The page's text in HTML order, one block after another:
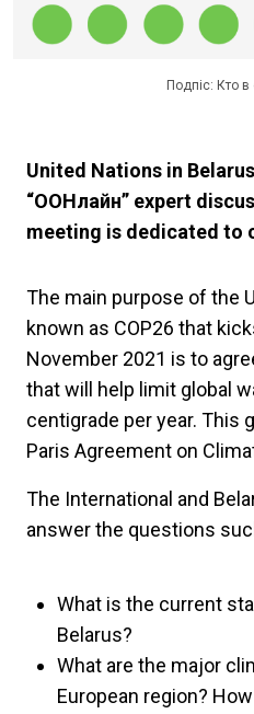
Подпіс: Кто
United Nations in
“ООНлайн” expert
meeting is dedicated to
The main purpose of the
known as COP26 that
November 2021 is to
that will help limit global
centigrade per year. This
Paris Agreement on
The International and
answer the questions
What is the current
Belarus?
What are the major
European region?